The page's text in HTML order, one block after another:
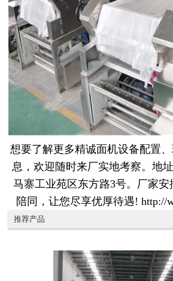
想要了解更多精诚面机设备配置
息，欢迎随时来厂实地考察。地
马寨工业苑区东方路3号。厂家安
陪同，让您尽享优厚待遇! http://
推荐产品